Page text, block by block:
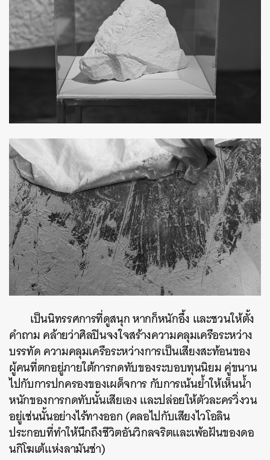
เป็นนิทรรศการที่ดูสนุก หากก็หนักอึ้ง และชวนให้ตั้ง
คำถาม คล้ายว่าศิลปินจงใจสร้างความคลุมเครือระหว่าง
บรรทัด ความคลุมเครือระหว่างการเป็นเสียงสะท้อนของ
ผู้คนที่ตกอยู่ภายใต้การกดทับของระบอบทุนนิยม คู่ขนาน
ไปกับการปกครองของเผด็จการ กับการเน้นย้ำให้เห็นน้ำ
หนักของการกดทับนั้นเสียเอง และปล่อยให้ตัวละครวิ่งวน
อยู่เช่นนั้นอย่างไร้ทางออก (คลอไปกับเสียงไวโอลิน
ประกอบที่ทำให้นึกถึงชีวิตอันวิกลจริตและเพ้อฝันของดอ
นกิโฆเต้แห่งลามันช่า)